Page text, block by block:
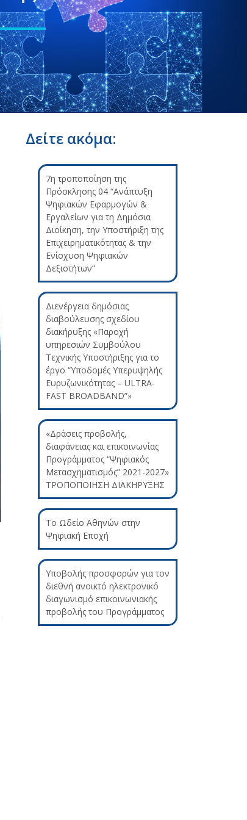
Δείτε ακόμα:
7η τροποποίηση της
Πρόσκλησης 04 “Ανάπτυξη
Ψηφιακών Εφαρμογών &
Εργαλείων για τη Δημόσια
Διοίκηση, την Υποστήριξη της
Επιχειρηματικότητας & την
Ενίσχυση Ψηφιακών
Δεξιοτήτων”
Διενέργεια δημόσιας
διαβούλευσης σχεδίου
διακήρυξης «Παροχή
υπηρεσιών Συμβούλου
Τεχνικής Υποστήριξης για το
έργο “Υποδομές Υπερυψηλής
Ευρυζωνικότητας – ULTRA-
FAST BROADBAND”»
«Δράσεις προβολής,
διαφάνειας και επικοινωνίας
Προγράμματος “Ψηφιακός
Μετασχηματισμός” 2021-2027»
ΤΡΟΠΟΠΟΙΗΣΗ ΔΙΑΚΗΡΥΞΗΣ
Το Ωδείο Αθηνών στην
Ψηφιακή Εποχή
Υποβολής προσφορών για τον
διεθνή ανοικτό ηλεκτρονικό
διαγωνισμό επικοινωνιακής
προβολής του Προγράμματος